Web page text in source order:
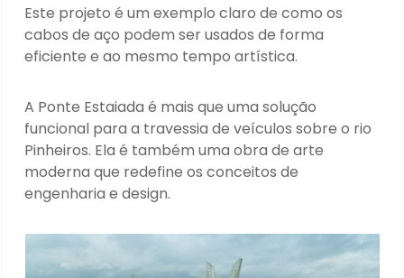
Este projeto é um exemplo claro de como os
cabos de aço podem ser usados de forma
eficiente e ao mesmo tempo artística.
A Ponte Estaiada é mais que uma solução
funcional para a travessia de veículos sobre o rio
Pinheiros. Ela é também uma obra de arte
moderna que redefine os conceitos de
engenharia e design.